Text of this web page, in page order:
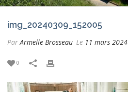
img_20240309_152005
ParArmelle Brosseau Le 11 mars 2024
0